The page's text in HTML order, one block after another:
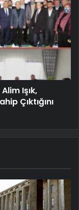
Işık,
Çıktığını